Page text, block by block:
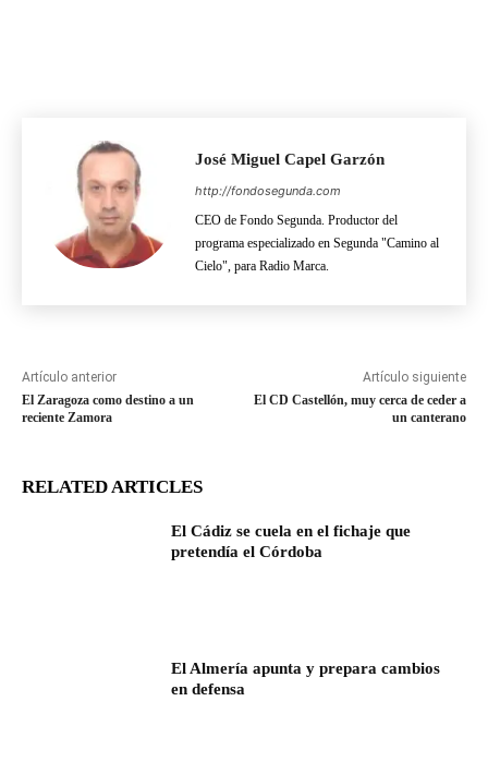
José Miguel Capel Garzón
http://fondosegunda.com
CEO de Fondo Segunda. Productor del
programa especializado en Segunda "Camino al
Cielo", para Radio Marca.
Artículo anterior
El Zaragoza como destino a un
reciente Zamora
Artículo siguiente
El CD Castellón, muy cerca de ceder a
un canterano
RELATED ARTICLES
El Cádiz se cuela en el fichaje que
pretendía el Córdoba
El Almería apunta y prepara cambios
en defensa